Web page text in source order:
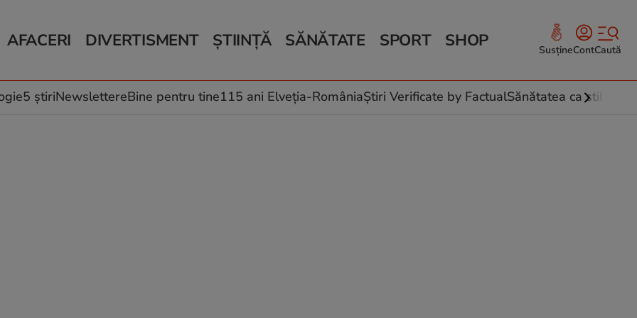
AFACERI
Auto
Locuri de muncă
DIVERTISMENT
Horoscop
Muzică și Filme
ȘTIINȚĂ
Schimbări climatice
SĂNĂTATE
Relații
Rețete culinare
SPORT SHOP SusțineContCaută
5 știriNewslettereBine pentru tine115 ani Elveția-RomâniaȘtiri Verificate by FactualSănătatea ca stil de